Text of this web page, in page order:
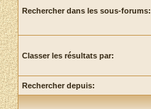
Rechercher dans les sous-forums:
Classer les résultats par:
Rechercher depuis: